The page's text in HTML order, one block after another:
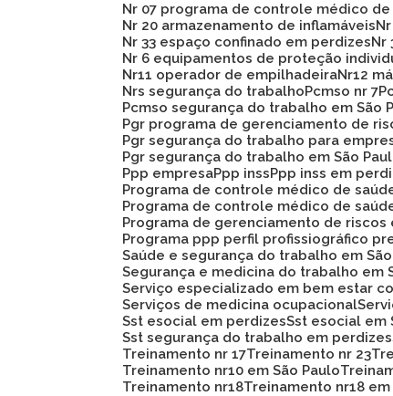
Nr 07 programa de controle médico
Nr 20 armazenamento de inflamáveis
Nr 33 espaço confinado em perdizes
Nr 6 equipamentos de proteção
Nr11 operador de empilhadeira
Nr12
Nrs segurança do trabalho
Pcmso nr 7
Pcmso segurança do trabalho em São
Pgr programa de gerenciamento de
Pgr segurança do trabalho para
Pgr segurança do trabalho em São
Ppp empresa Ppp inss Ppp inss em
Programa de controle médico de
Programa de controle médico de
Programa de gerenciamento de riscos
Programa ppp perfil profissiográfico
Saúde e segurança do trabalho em
Segurança e medicina do trabalho em
Serviço especializado em bem estar
Serviços de medicina ocupacional
Sst esocial em perdizes Sst esocial em
Sst segurança do trabalho em perdizes
Treinamento nr 17
Treinamento nr 23
Treinamento nr10 em São Paulo
Treinamento nr18
Treinamento nr18